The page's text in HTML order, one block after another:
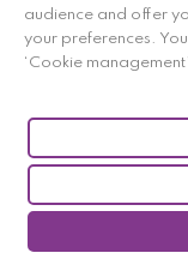
audience and offer
your preferences.
‘Cookie